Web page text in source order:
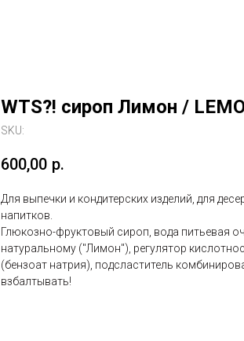
WTS?! сироп Лимон /
SKU:
600,00 р.
Для выпечки и кондитерских изделий, для
напитков.
Глюкозно-фруктовый сироп, вода питьевая
натуральному ("Лимон"), регулятор
(бензоат натрия), подсластитель
взбалтывать!